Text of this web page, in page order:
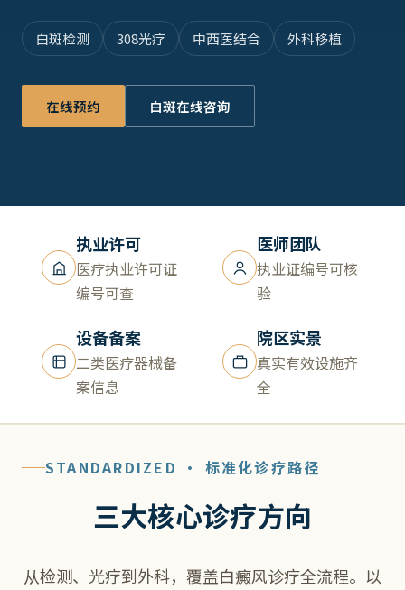
白斑检测 308光疗 中西医结合 外科移植
在线预约 白斑在线咨询
执业许可
医疗执业许可证
编号可查
医师团队
执业证编号可核
验
设备备案
二类医疗器械备
案信息
院区实景
真实有效设施齐
全
STANDARDIZED · 标准化诊疗路径
三大核心诊疗方向
从检测、光疗到外科，覆盖白癜风诊疗全流程。以